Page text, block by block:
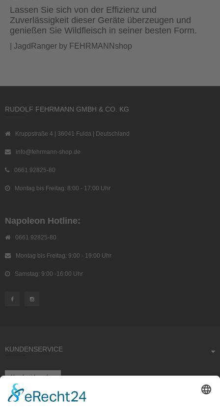
Lassen Sie sich von der Effizienz und
Zuverlässigkeit dieser Geräte überzeugen und
genießen Sie Wildfleisch in seiner besten Form.
| JagdRanger by FEHRMANNshop
RUDOLF FEHRMANN GMBH & CO. KG
Kruppstraße 4 | 36041 Fulda | Deutschland
info@fehrmann-shop.de
0661 92825-80
Montag bis Freitag: 8:00 - 17:00 Uhr
Napoleon Hotline:
0661 92825-80
Montag bis Freitag: 9:00 - 19:00 Uhr
Samstag: 9:00 -16:00 Uhr
KUNDENSERVICE
Kauf widerrufen
RECHTLICHES